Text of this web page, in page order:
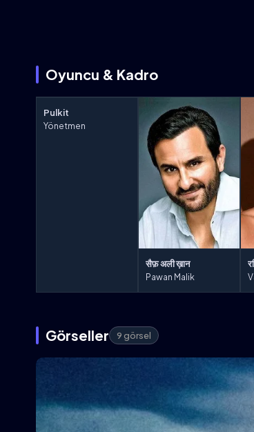
Oyuncu & Kadro
Pulkit
Yönetmen
सैफ़ अली ख़ान
Pawan Malik
Görseller 9 görsel